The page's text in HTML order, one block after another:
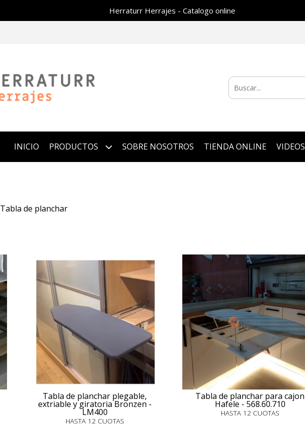
Herraturr Herrajes - Catalogo online
INICIO PRODUCTOS SOBRE NOSOTROS TIENDA ONLINE VIDEOS
Tabla de planchar
Tabla de planchar plegable,
extriable y giratoria Bronzen -
LM400
HASTA 12 CUOTAS
Tabla de planchar para cajon
Hafele - 568.60.710
HASTA 12 CUOTAS